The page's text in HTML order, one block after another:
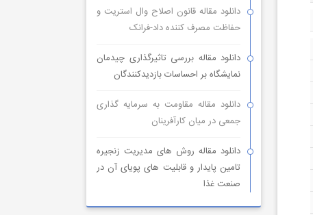
دانلود مقاله قانون اصلاح وال استریت و
حفاظت مصرف کننده داد-فرانک
دانلود مقاله بررسی تاثیرگذاری چیدمان
نمایشگاه بر احساسات بازدیدکنندگان
دانلود مقاله مقاومت به سرمایه گذاری
جمعی در میان کارآفرینان
دانلود مقاله روش های مدیریت زنجیره
تامین پایدار و قابلیت های پویای آن در
صنعت غذا